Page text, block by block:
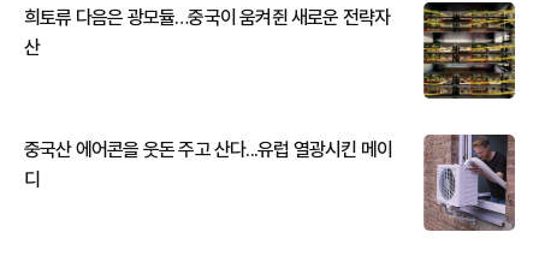
희토류 다음은 광모듈…중국이 움켜쥔 새로운 전략자
산
중국산 에어콘을 웃돈 주고 산다...유럽 열광시킨 메이
디